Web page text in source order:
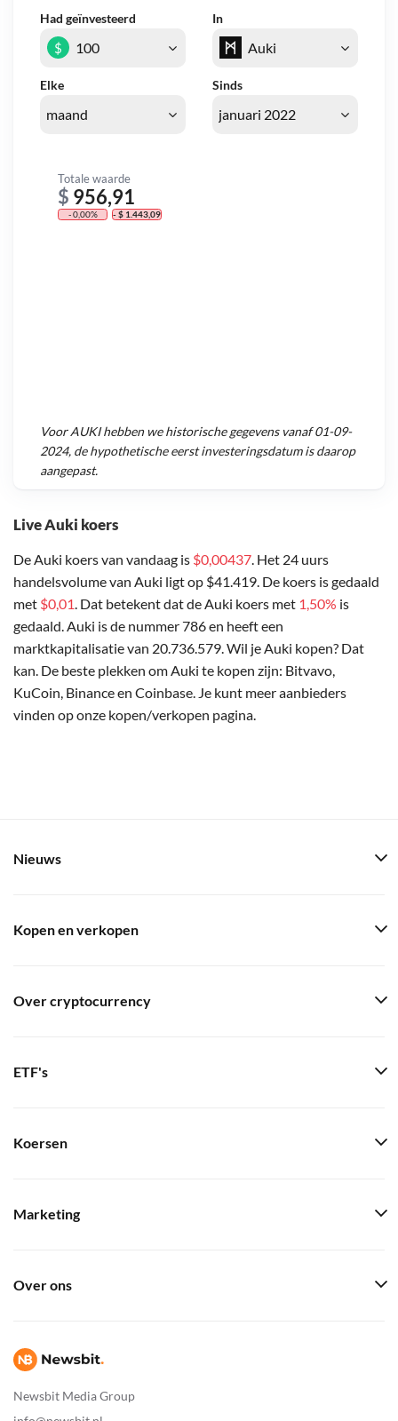
Live Auki koers
De Auki koers van vandaag is $0,00437. Het 24 uurs
handelsvolume van Auki ligt op $41.419. De koers is gedaald
met $0,01. Dat betekent dat de Auki koers met 1,50% is
gedaald. Auki is de nummer 786 en heeft een
marktkapitalisatie van 20.736.579. Wil je Auki kopen? Dat
kan. De beste plekken om Auki te kopen zijn: Bitvavo,
KuCoin, Binance en Coinbase. Je kunt meer aanbieders
vinden op onze kopen/verkopen pagina.
Had geïnvesteerd In
Elke Sinds
$
Totale waarde
$ 956,91
- 0,00% - $ 1.443,09
VoorAUKIhebben we historische gegevens vanaf01-09-
2024, de hypothetische eerst investeringsdatum is daarop
aangepast.
Newsbit Media Group
Nieuws
Kopen en verkopen
Over cryptocurrency
ETF's
Koersen
Marketing
Over ons